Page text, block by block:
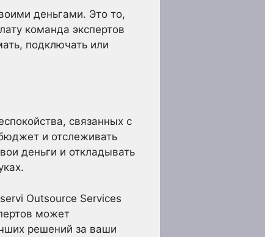
деньгами. Это то,
команда экспертов
подключать или
связанных с
и отслеживать
деньги и откладывать
Outsource Services
может
решений за ваши